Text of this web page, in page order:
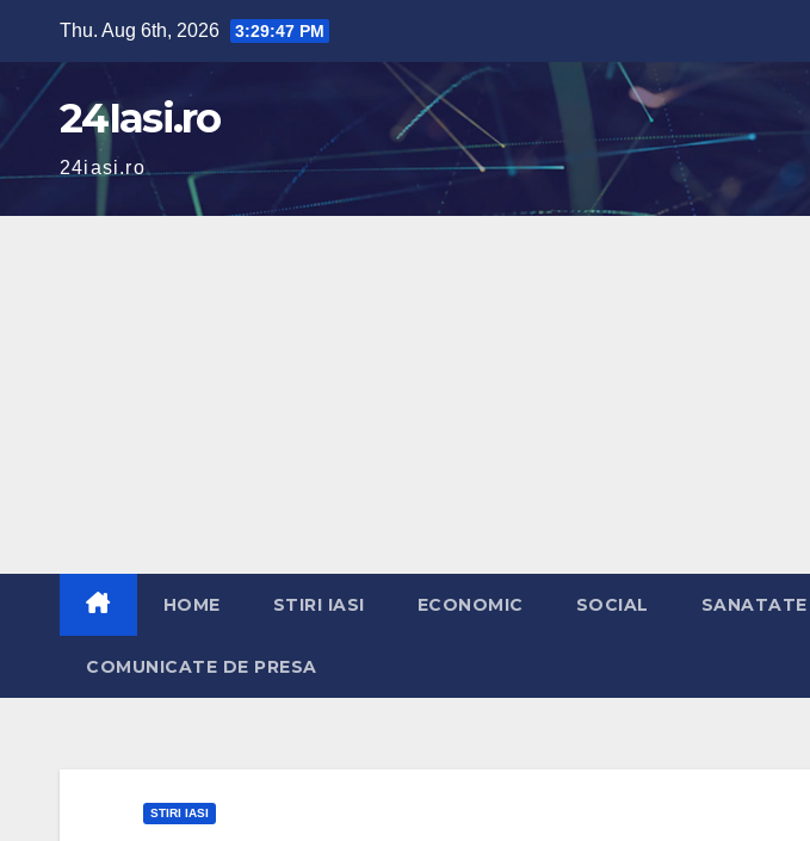
content
Thu. Aug 6th, 2026 3:29:48 PM
24Iasi.ro
24iasi.ro
HOME STIRI IASI ECONOMIC SOCIAL SANATATE
COMUNICATE DE PRESA
STIRI IASI